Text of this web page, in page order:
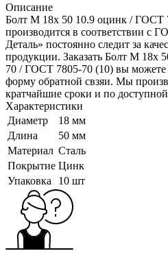
Описание
Болт M 18x 50 10.9 оцинк / ГОСТ
производится в соответствии
Деталь» постоянно следит за
продукции. Заказать Болт M
70 / ГОСТ 7805-70 (10) вы можете
форму обратной свзяи. Мы
кратчайшие сроки и по
Характеристики
Диаметр
18 мм
Длина
50 мм
Материал Сталь
Покрытие Цинк
Упаковка
10 шт